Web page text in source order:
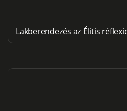
Lakberendezés az Élitis